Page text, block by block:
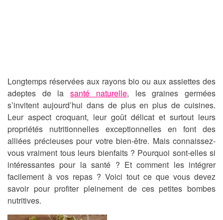
Longtemps réservées aux rayons bio ou aux assiettes des
adeptes de lasanté naturelle, les graines germées
s’invitent aujourd’hui dans de plus en plus de cuisines.
Leur aspect croquant, leur goût délicat et surtout leurs
propriétés nutritionnelles exceptionnelles en font des
alliées précieuses pour votre bien-être. Mais connaissez-
vous vraiment tous leurs bienfaits ? Pourquoi sont-elles si
intéressantes pour la santé ? Et comment les intégrer
facilement à vos repas ? Voici tout ce que vous devez
savoir pour profiter pleinement de ces petites bombes
nutritives.